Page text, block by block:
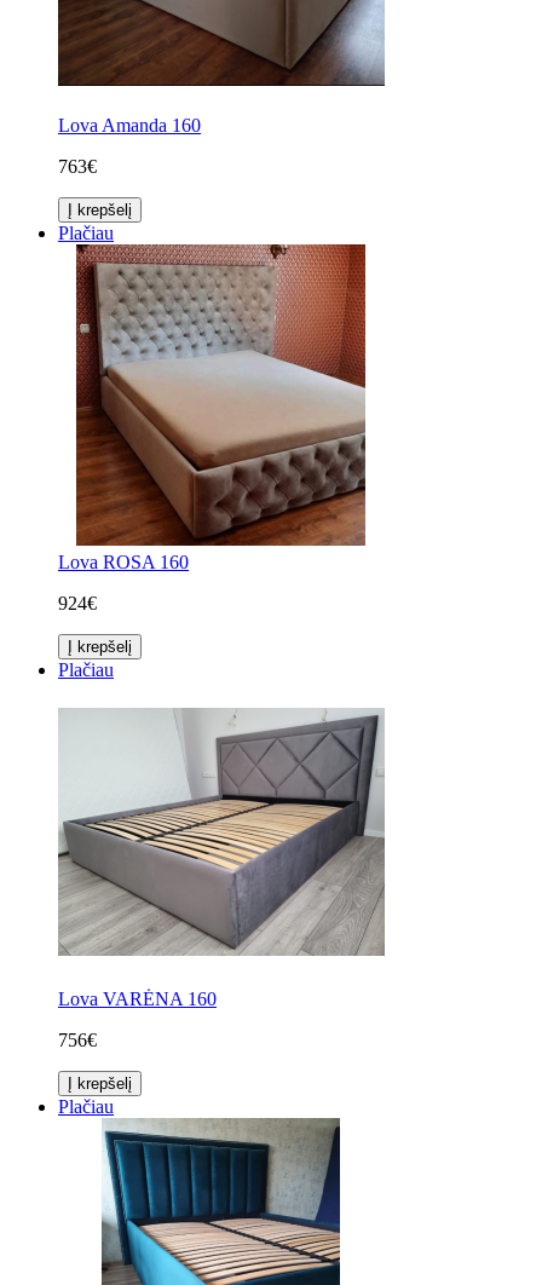
Lova Amanda 160
763€
Į krepšelį
Plačiau
Lova ROSA 160
924€
Į krepšelį
Plačiau
Lova VARĖNA 160
756€
Į krepšelį
Plačiau